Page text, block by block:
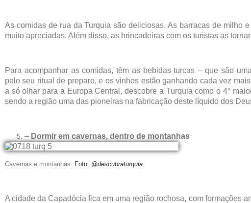
As comidas de rua da Turquia são deliciosas. As barracas de milho
muito apreciadas. Além disso, as brincadeiras com os turistas as
Para acompanhar as comidas, têm as bebidas turcas – que são
pelo seu ritual de preparo, e os vinhos estão ganhando cada vez
a só olhar para a Europa Central, descobre a Turquia como o 4°
sendo a região uma das pioneiras na fabricação deste líquido dos
– Dormir em cavernas, dentro de montanhas
Cavernas e montanhas. Foto: @descubraturquia
A cidade da Capadócia fica em uma região rochosa, com formações